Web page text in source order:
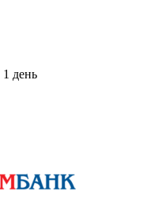
1 день